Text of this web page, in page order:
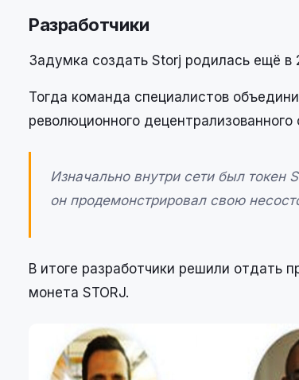
Разработчики
Задумка создать Storj родилась ещё в
Тогда команда специалистов
революционного
Изначально внутри сети был токен
он продемонстрировал свою
В итоге разработчики решили отдать
монета STORJ.